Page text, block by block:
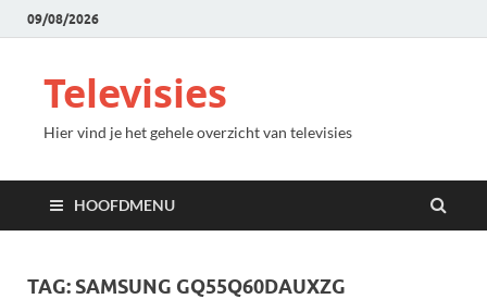
09/08/2026
Televisies
Hier vind je het gehele overzicht van televisies
HOOFDMENU
TAG: SAMSUNG GQ55Q60DAUXZG